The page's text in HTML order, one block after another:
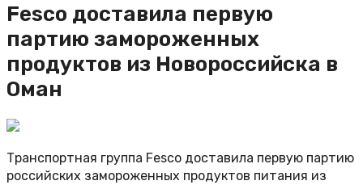
Fesco доставила первую
партию замороженных
продуктов из Новороссийска в
Оман
Транспортная группа Fesco доставила первую партию
российских замороженных продуктов питания из